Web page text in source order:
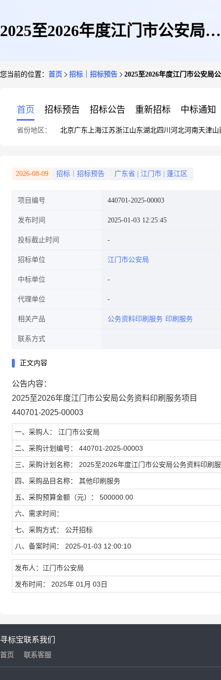
2025至2026年度江门市公安局公
您当前的位置： 首页 招标｜招标预告 2025至2026年度江门市公安局
首页 招标预告 招标公告 重新招标 中标通知
省份地区： 北京广东 上海江苏浙江山东湖北四川 河北河南天津山
2026-08-09 招标｜招标预告 广东省 江门市 蓬江区
项目编号 440701-2025-00003
发布时间 2025-01-03 12:25:45
投标截止时间
招标单位 江门市公安局
中标单位
代理单位
相关产品 公务资料印刷服务 印刷服务
联系方式
正文内容
公告内容：
2025至2026年度江门市公安局公务资料印刷服务项目
440701-2025-00003
一、采购人： 江门市公安局
二、采购计划编号： 440701-2025-00003
三、采购计划名称： 2025至2026年度江门市公安局公务资料印刷
四、采购品目名称： 其他印刷服务
五、采购预算金额（元）： 500000.00
六、需求时间：
七、采购方式： 公开招标
八、备案时间： 2025-01-03 12:00:10
发布人：江门市公安局
发布时间： 2025年 01月 03日
寻标宝
首页
联系我们
联系客服